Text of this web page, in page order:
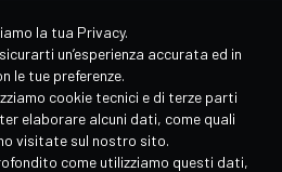
la tua Privacy.
un’esperienza accurata ed in
le tue preferenze.
cookie tecnici e di terze parti
elaborare alcuni dati, come quali
visitate sul nostro sito.
come utilizziamo questi dati,